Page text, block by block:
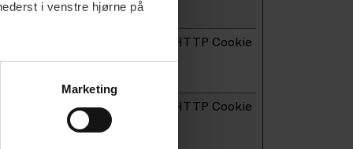
i venstre hjørne på
Marketing
HTTP Cookie
Session HTTP Cookie